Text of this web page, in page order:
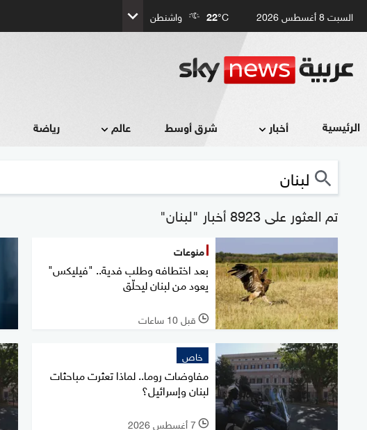
السبت 8 أغسطس 2026 22°C واشنطن
الرئيسية أخبار شرق أوسط عالم رياضة
تم العثور على 8923 أخبار "لبنان"
منوعات
بعد اختطافه وطلب فدية.. "فيليكس"
يعود من لبنان ليحلّق
l قبل 10 ساعات
خاص
مفاوضات روما.. لماذا تعثرت مباحثات
لبنان وإسرائيل؟
l 7 أغسطس 2026